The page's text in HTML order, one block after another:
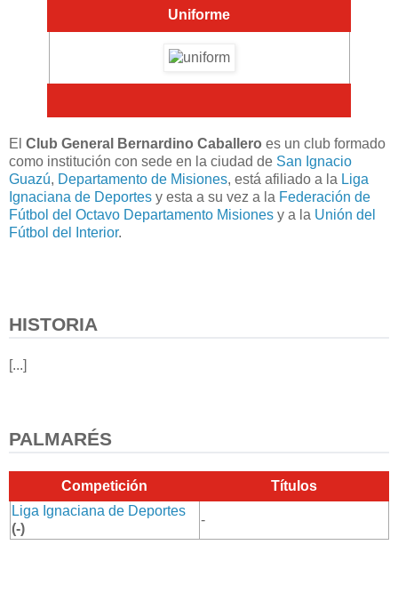
Uniforme
El Club General Bernardino Caballero es un club formado
como institución con sede en la ciudad de San Ignacio
Guazú, Departamento de Misiones, está afiliado a la Liga
Ignaciana de Deportes y esta a su vez a la Federación de
Fútbol del Octavo Departamento Misiones y a la Unión del
Fútbol del Interior.
HISTORIA
[...]
PALMARÉS
Competición
Títulos
Liga Ignaciana de Deportes
(-)
-